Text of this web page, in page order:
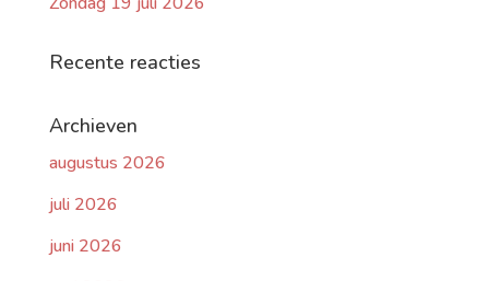
Recente reacties
Archieven
augustus 2026
juli 2026
juni 2026